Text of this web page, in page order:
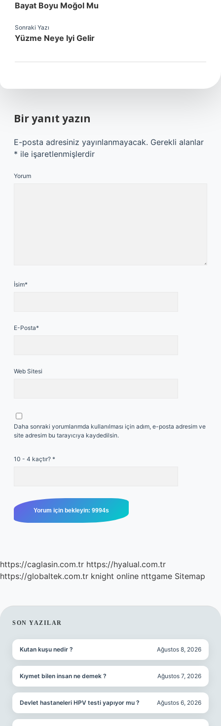
Bayat Boyu Moğol Mu
Sonraki Yazı
Yüzme Neye Iyi Gelir
Bir yanıt yazın
E-posta adresiniz yayınlanmayacak. Gerekli alanlar
* ile işaretlenmişlerdir
Yorum
İsim*
E-Posta*
Web Sitesi
Daha sonraki yorumlarımda kullanılması için adım, e-posta adresim ve
site adresim bu tarayıcıya kaydedilsin.
10 - 4 kaçtır? *
https://caglasin.com.tr https://hyalual.com.tr
https://globaltek.com.tr knight online nttgame Sitemap
SIDEBAR
SON YAZILAR
Kutan kuşu nedir ? Ağustos 8, 2026
Kıymet bilen insan ne demek ? Ağustos 7, 2026
Devlet hastaneleri HPV testi yapıyor mu ? Ağustos 6, 2026